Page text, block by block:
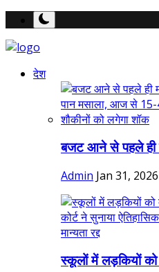
देश
बजट आने से पहले ही
Admin Jan 31, 2026
स्कूलों में लड़कियों को